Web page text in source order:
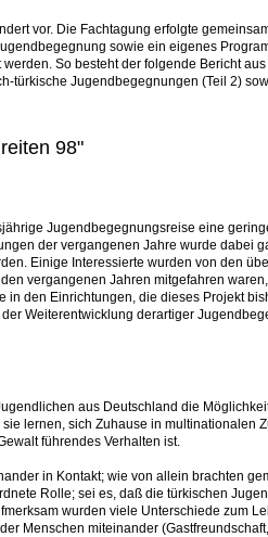
vor. Die Fachtagung erfolgte
sowie ein eigenes
So besteht der folgende Bericht
türkische Jugendbegegnungen (Teil 2)
98"
Jugendbegegnungsreise eine
der vergangenen Jahre wurde dabei
Einige Interessierte wurden von den
vergangenen Jahren mitgefahren
den Einrichtungen, die dieses Projekt
Weiterentwicklung derartiger
aus Deutschland die
lernen, sich Zuhause in multinationalen
führendes Verhalten ist.
in Kontakt; wie von allein brachten
Rolle; sei es, daß die türkischen
wurden viele Unterschiede zum
Menschen miteinander